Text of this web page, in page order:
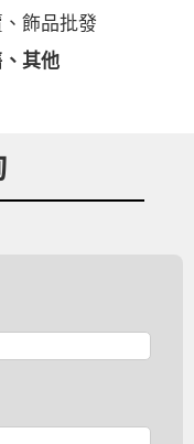
飾品批發
其他